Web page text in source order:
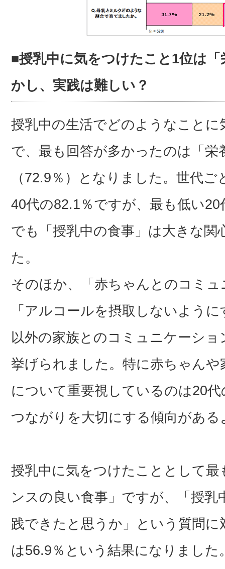
■授乳中に気をつけたこと1位は
かし、実践は難しい？
授乳中の生活でどのようなこと
で、最も回答が多かったのは「
（72.9％）となりました。世代
40代の82.1％ですが、最も低い
でも「授乳中の食事」は大きな
た。
そのほか、「赤ちゃんとのコミ
「アルコールを摂取しないよう
以外の家族とのコミュニケーシ
挙げられました。特に赤ちゃん
について重要視しているのは20
つながりを大切にする傾向がある
授乳中に気をつけたこととして
ンスの良い食事」ですが、「授
践できたと思うか」という質問
は56.9％という結果になりまし